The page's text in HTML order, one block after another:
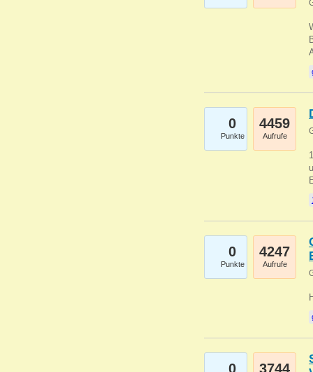
0
Punkte
4459
Aufrufe
0
Punkte
4247
Aufrufe
0 3744